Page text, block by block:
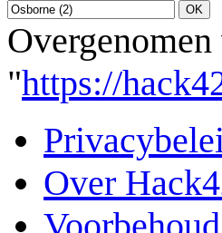
Overgenomen
"https://
Over